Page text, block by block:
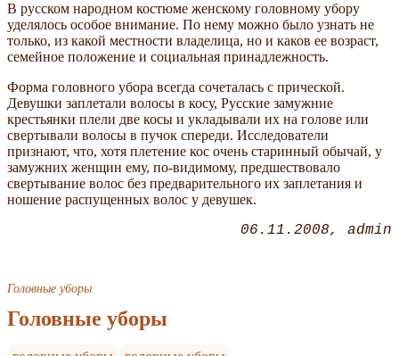
В русском народном костюме женскому головному убору
уделялось особое внимание. По нему можно было узнать не
только, из какой местности владелица, но и каков ее возраст,
семейное положение и социальная принадлежность.
Форма головного убора всегда сочеталась с прической.
Девушки заплетали волосы в косу, Русские замужние
крестьянки плели две косы и укладывали их на голове или
свертывали волосы в пучок спереди. Исследователи
признают, что, хотя плетение кос очень старинный обычай, у
замужних женщин ему, по-видимому, предшествовало
свертывание волос без предварительного их заплетания и
ношение распущенных волос у девушек.
06.11.2008 admin
Головные уборы
Головные уборы